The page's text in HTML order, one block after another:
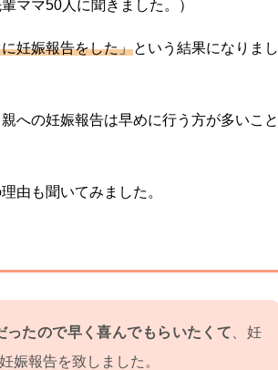
ママ50人に聞きました。）
妊娠報告をした」という結果になりまし
への妊娠報告は早めに行う方が多いこと
由も聞いてみました。
ったので早く喜んでもらいたくて 、妊
娠報告を致しました。